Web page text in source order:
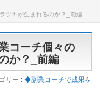
ツキが生まれるのか？_前編
コーチ個々の
か？_前編
リー :◆副業コーチで成果を